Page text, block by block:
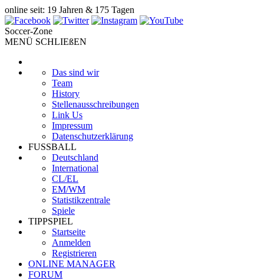
online seit: 19 Jahren & 175 Tagen
Soccer-Zone
MENÜ SCHLIEßEN
Das sind wir
Team
History
Stellenausschreibungen
Link Us
Impressum
Datenschutzerklärung
FUSSBALL
Deutschland
International
CL/EL
EM/WM
Statistikzentrale
Spiele
TIPPSPIEL
Startseite
Anmelden
Registrieren
ONLINE MANAGER
FORUM